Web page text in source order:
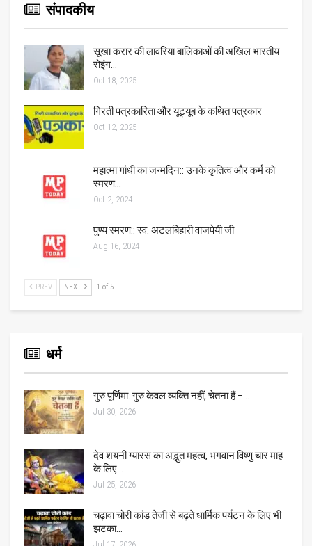
संपादकीय
सूखा करार की लावरिया बालिकाओं की अखिल भारतीय
रोइंग…
Oct 18, 2025
गिरती पत्रकारिता और यूट्यूब के कथित पत्रकार
Oct 12, 2025
महात्मा गांधी का जन्मदिन:: उनके कृतित्व और कर्म को
स्मरण…
Oct 2, 2024
पुण्य स्मरण:: स्व. अटलबिहारी वाजपेयी जी
Aug 16, 2024
PREV NEXT 1 of 5
धर्म
गुरु पूर्णिमा: गुरु केवल व्यक्ति नहीं, चेतना हैं –…
Jul 30, 2026
देव शयनी ग्यारस का अद्भुत महत्व, भगवान विष्णु चार माह
के लिए…
Jul 25, 2026
चढ़ावा चोरी कांड तेजी से बढ़ते धार्मिक पर्यटन के लिए भी
झटका…